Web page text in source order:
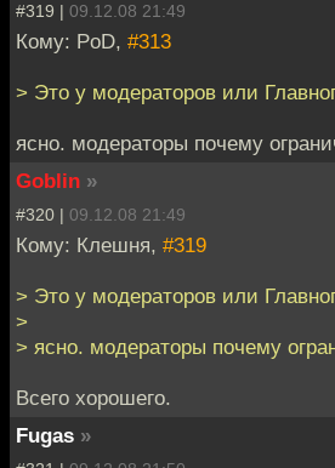
#319 | 09.12.08 21:49
Кому: PoD, #313
> Это у модераторов или
ясно. модераторы почему
Goblin »
#320 | 09.12.08 21:49
Кому: Клешня, #319
> Это у модераторов или
>
> ясно. модераторы почему
Всего хорошего.
Fugas »